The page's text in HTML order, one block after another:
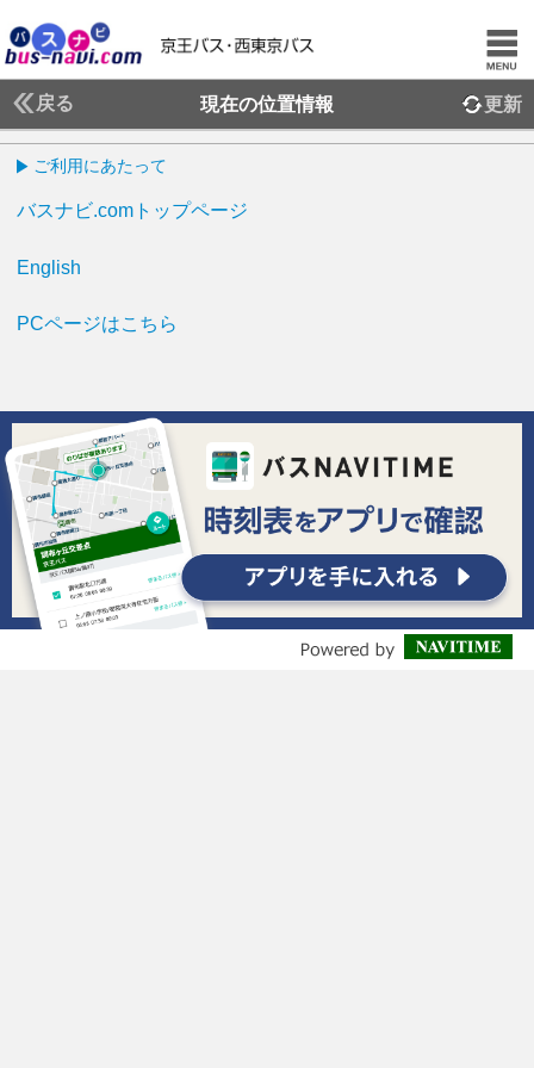
戻る 現在の位置情報 更新
ご利用にあたって
バスナビ.comトップページ
English
PCページはこちら